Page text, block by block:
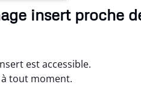
insert proche
est accessible.
tout moment.